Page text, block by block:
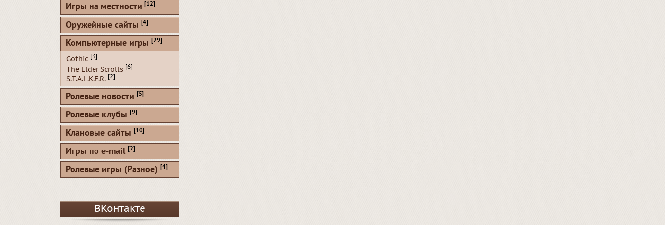
Игры на местности [12]
Оружейные сайты [4]
Компьютерные игры [29]
Gothic [3]
The Elder Scrolls [6]
S.T.A.L.K.E.R. [2]
Ролевые новости [5]
Ролевые клубы [9]
Клановые сайты [10]
Игры по e-mail [2]
Ролевые игры (Разное) [4]
ВКонтакте